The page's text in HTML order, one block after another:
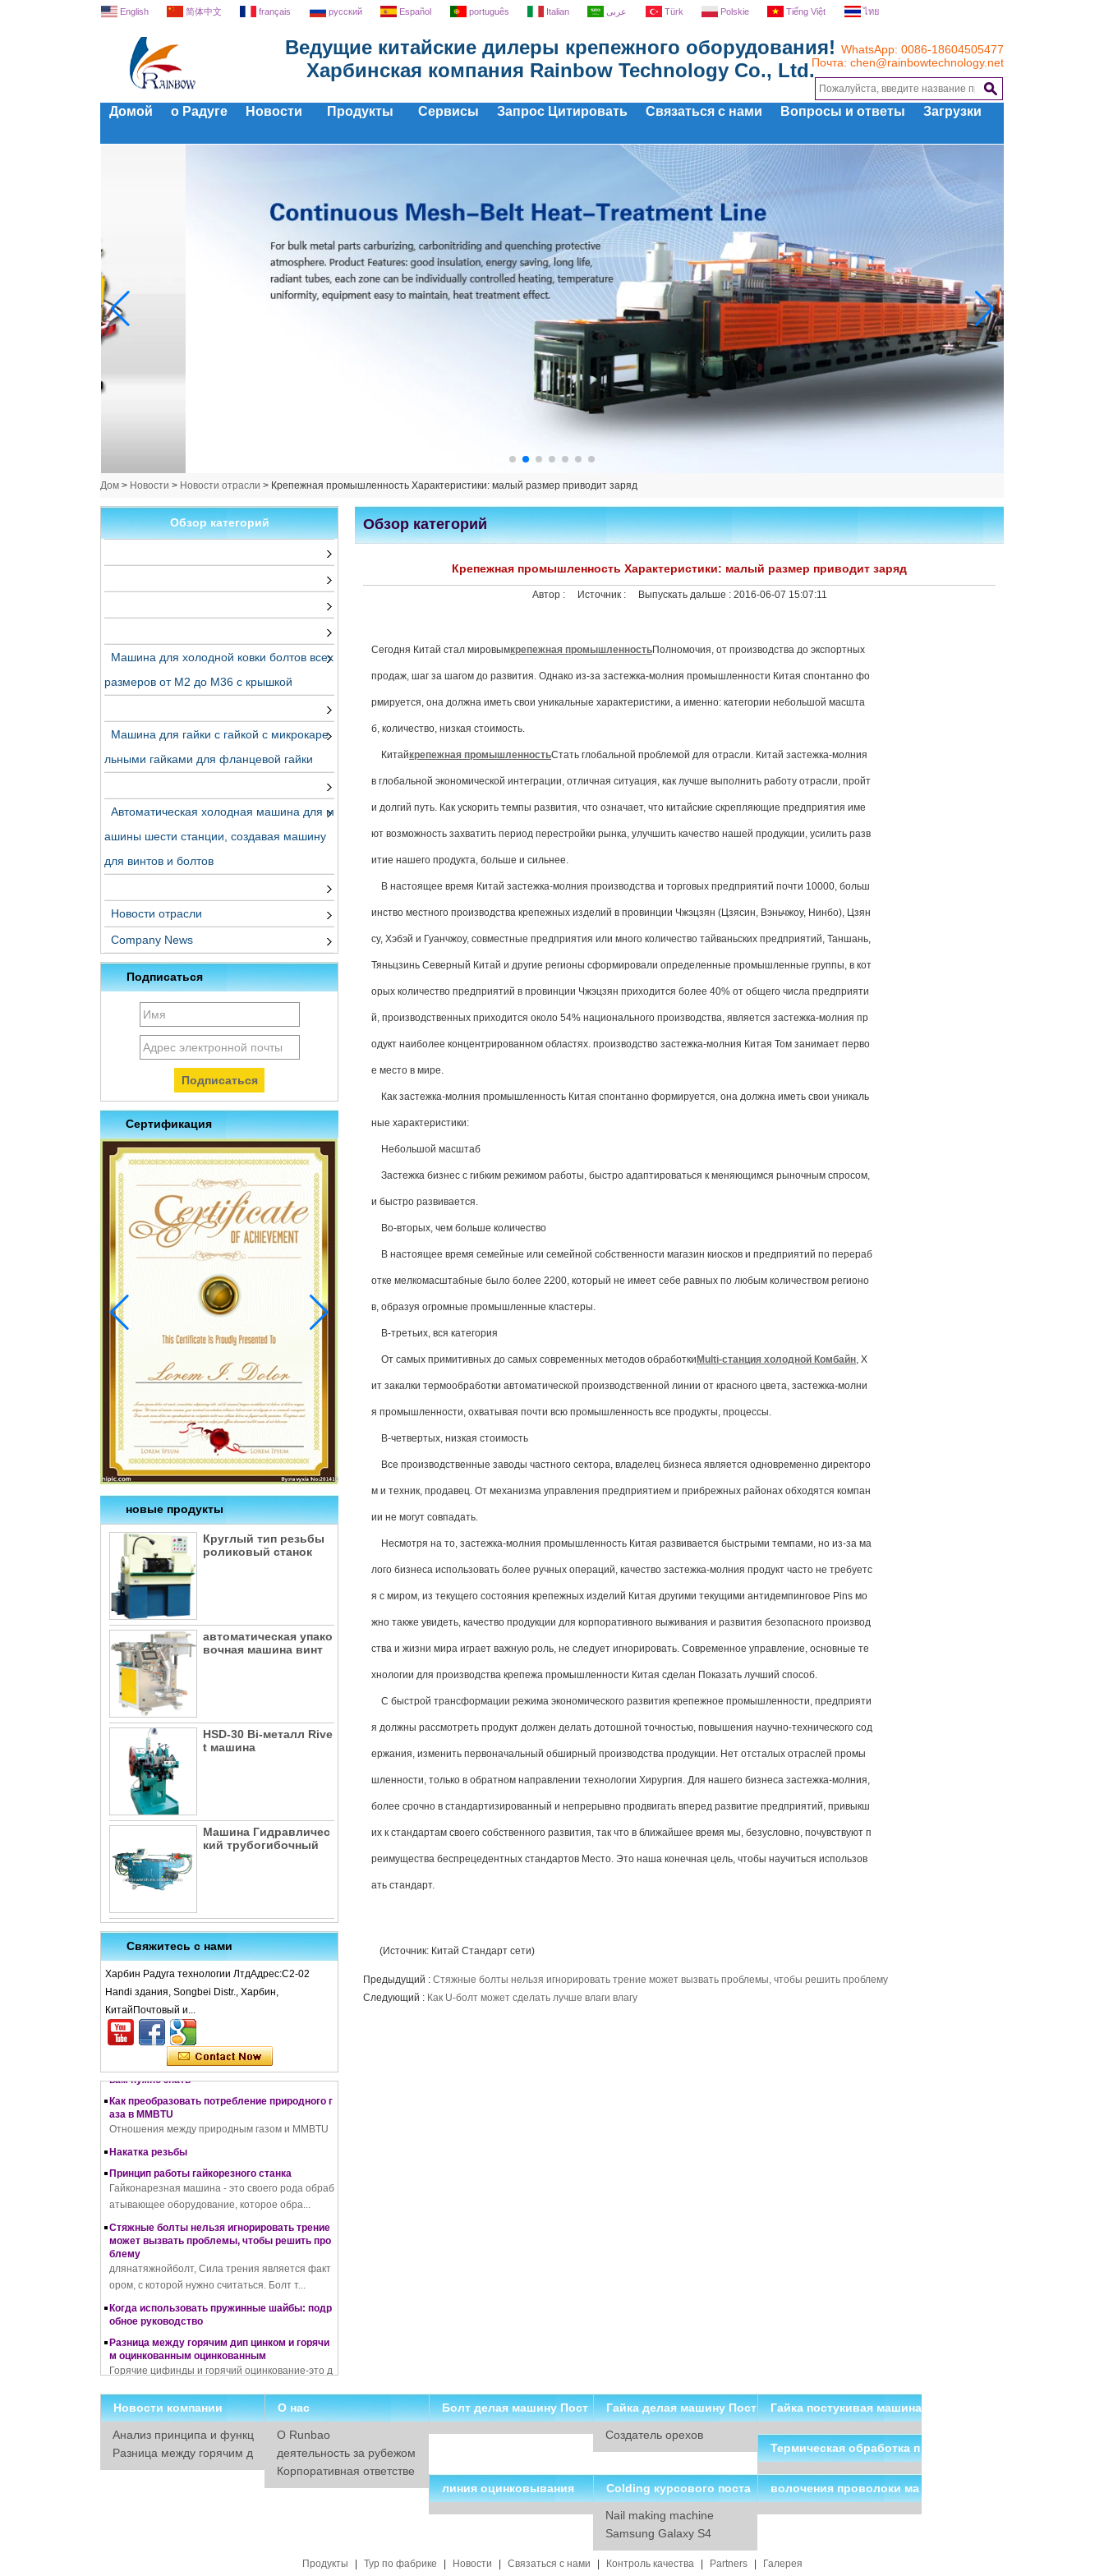
Ведущие китайские дилеры крепежного оборудования!
Харбинская компания Rainbow Technology Co., Ltd.
WhatsApp: 0086-18604505477
Почта: chen@rainbowtechnology.net
English 简体中文 français русский Español português Italian عربى Türk Polskie Tiếng Việt ไทย
Домой о Радуге Новости Продукты Сервисы Запрос Цитировать Связаться с нами Вопросы и ответы Загрузки
Дом > Новости > Новости отрасли > Крепежная промышленность Характеристики: малый размер приводит заряд
Обзор категорий
Машина для холодной ковки болтов всех
размеров от M2 до M36 с крышкой
Машина для гайки с гайкой с микрокаре
льными гайками для фланцевой гайки
Автоматическая холодная машина для м
ашины шести станции, создавая машину
для винтов и болтов
Новости отрасли
Company News
Подписаться
Сертификация
новые продукты
Круглый тип резьбы
роликовый станок
автоматическая упако
вочная машина винт
HSD-30 Bi-металл Rive
t машина
Машина Гидравличес
кий трубогибочный
Свяжитесь с нами
Харбин Радуга технологии ЛтдАдрес:С2-02
Handi здания, Songbei Distr., Харбин,
КитайПочтовый и...
й ковки, материалы, использование, преимущ
ества и недостатки
Как работает резьбонакатный станок
Полное руководство по цинкованию: все, что
вам нужно знать
Как преобразовать потребление природного г
аза в MMBTU
Отношения между природным газом и MMBTU
Принцип работы гайкорезного станка
Гайконарезная машина - это своего рода обраб
атывающее оборудование, которое обра...
может вызвать проблемы, чтобы решить про
блему
длянатяжнойболт, Сила трения является факт
ором, с которой нужно считаться. Болт т...
обное руководство
Разница между горячим дип цинком и горячи
м оцинкованным оцинкованным
Горячие цифинды и горячий оцинкование-это д
ва разных процесса для защиты от корро...
Плюсы и минусы холодной и горячей ковки
Что такое холодная ковка – процесс холодно
й ковки, материалы, использование, преимущ
ества и недостатки
Как работает резьбонакатный станок
Полное руководство по цинкованию: все, что
Обзор категорий
Крепежная промышленность Характеристики: малый размер приводит заряд
Автор : Источник : Выпускать дальше : 2016-06-07 15:07:11
Сегодня Китай стал мировымкрепежная промышленностьПолномочия, от производства до экспортных
продаж, шаг за шагом до развития. Однако из-за застежка-молния промышленности Китая спонтанно фо
рмируется, она должна иметь свои уникальные характеристики, а именно: категории небольшой масшта
б, количество, низкая стоимость.
Китайкрепежная промышленностьСтать глобальной проблемой для отрасли. Китай застежка-молния
в глобальной экономической интеграции, отличная ситуация, как лучше выполнить работу отрасли, пройт
и долгий путь. Как ускорить темпы развития, что означает, что китайские скрепляющие предприятия име
ют возможность захватить период перестройки рынка, улучшить качество нашей продукции, усилить разв
итие нашего продукта, больше и сильнее.
В настоящее время Китай застежка-молния производства и торговых предприятий почти 10000, больш
инство местного производства крепежных изделий в провинции Чжэцзян (Цзясин, Вэньчжоу, Нинбо), Цзян
су, Хэбэй и Гуанчжоу, совместные предприятия или много количество тайваньских предприятий, Таншань,
Тяньцзинь Северный Китай и другие регионы сформировали определенные промышленные группы, в кот
орых количество предприятий в провинции Чжэцзян приходится более 40% от общего числа предприяти
й, производственных приходится около 54% ​​национального производства, является застежка-молния пр
одукт наиболее концентрированном областях. производство застежка-молния Китая Том занимает перво
е место в мире.
Как застежка-молния промышленность Китая спонтанно формируется, она должна иметь свои уникаль
ные характеристики:
Небольшой масштаб
Застежка бизнес с гибким режимом работы, быстро адаптироваться к меняющимся рыночным спросом,
и быстро развивается.
Во-вторых, чем больше количество
В настоящее время семейные или семейной собственности магазин киосков и предприятий по перераб
отке мелкомасштабные было более 2200, который не имеет себе равных по любым количеством регионо
в, образуя огромные промышленные кластеры.
В-третьих, вся категория
От самых примитивных до самых современных методов обработки Multi-станция холодной Комбайн, Х
ит закалки термообработки автоматической производственной линии от красного цвета, застежка-молни
я промышленности, охватывая почти всю промышленность все продукты, процессы.
В-четвертых, низкая стоимость
Все производственные заводы частного сектора, владелец бизнеса является одновременно директоро
м и техник, продавец. От механизма управления предприятием и прибрежных районах обходятся компан
ии не могут совпадать.
Несмотря на то, застежка-молния промышленность Китая развивается быстрыми темпами, но из-за ма
лого бизнеса использовать более ручных операций, качество застежка-молния продукт часто не требуетс
я с миром, из текущего состояния крепежных изделий Китая другими текущими антидемпинговое Pins мо
жно также увидеть, качество продукции для корпоративного выживания и развития безопасного производ
ства и жизни мира играет важную роль, не следует игнорировать. Современное управление, основные те
хнологии для производства крепежа промышленности Китая сделан Показать лучший способ.
С быстрой трансформации режима экономического развития крепежное промышленности, предприяти
я должны рассмотреть продукт должен делать дотошной точностью, повышения научно-технического сод
ержания, изменить первоначальный обширный производства продукции. Нет отсталых отраслей промы
шленности, только в обратном направлении технологии Хирургия. Для нашего бизнеса застежка-молния,
более срочно в стандартизированный и непрерывно продвигать вперед развитие предприятий, привыкш
их к стандартам своего собственного развития, так что в ближайшее время мы, безусловно, почувствуют п
реимущества беспрецедентных стандартов Место. Это наша конечная цель, чтобы научиться использов
ать стандарт.
(Источник: Китай Стандарт сети)
Предыдущий : Стяжные болты нельзя игнорировать трение может вызвать проблемы, чтобы решить проблему
Следующий : Как U-болт может сделать лучше влаги влагу
Новости компании
Анализ принципа и функц
ии пружинных шайб
Разница между горячим д
ип цинком и горячим оцин
О нас
О Runbao
деятельность за рубежом
Корпоративная ответстве
нность
Болт делая машину Пост
авщик
Гайка делая машину Пост
авщик
Создатель орехов
Гайка постукивая машина
Китай Поставщики
Термическая обработка п
ечи в Китае
линия оцинковывания
Colding курсового поста
вщиков машины
Nail making machine
Samsung Galaxy S4
волочения проволоки ма
шина
Продукты Тур по фабрике Новости Связаться с нами Контроль качества Partners Галерея